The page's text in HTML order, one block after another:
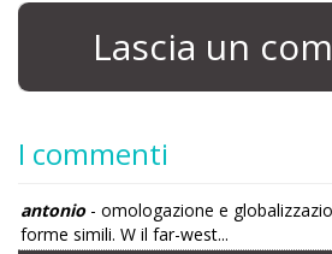
Lascia un
I commenti
antonio- omologazione e
forme simili. W il far-west...